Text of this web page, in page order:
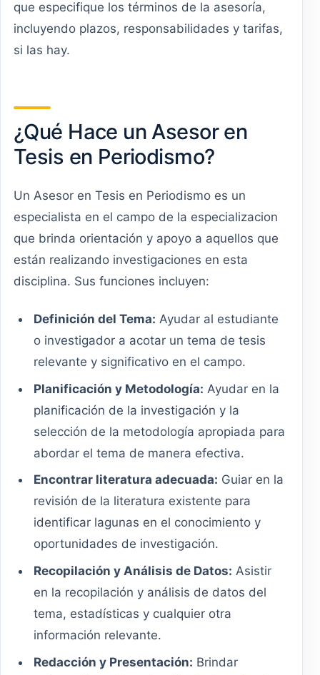
que especifique los términos de la asesoría,
incluyendo plazos, responsabilidades y tarifas,
si las hay.
¿Qué Hace un Asesor en
Tesis en Periodismo?
Un Asesor en Tesis en Periodismo es un
especialista en el campo de la especializacion
que brinda orientación y apoyo a aquellos que
están realizando investigaciones en esta
disciplina. Sus funciones incluyen:
Definición del Tema: Ayudar al estudiante
o investigador a acotar un tema de tesis
relevante y significativo en el campo.
Planificación y Metodología: Ayudar en la
planificación de la investigación y la
selección de la metodología apropiada para
abordar el tema de manera efectiva.
Encontrar literatura adecuada: Guiar en la
revisión de la literatura existente para
identificar lagunas en el conocimiento y
oportunidades de investigación.
Recopilación y Análisis de Datos: Asistir
en la recopilación y análisis de datos del
tema, estadísticas y cualquier otra
información relevante.
Redacción y Presentación: Brindar